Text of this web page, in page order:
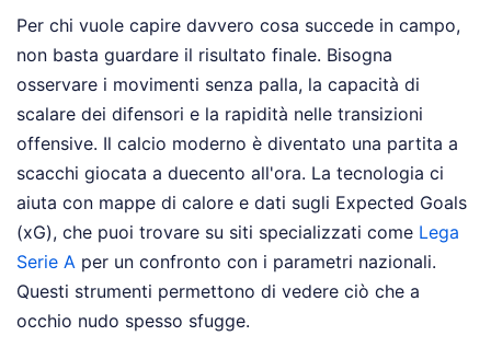
Per chi vuole capire davvero cosa succede in campo,
non basta guardare il risultato finale. Bisogna
osservare i movimenti senza palla, la capacità di
scalare dei difensori e la rapidità nelle transizioni
offensive. Il calcio moderno è diventato una partita a
scacchi giocata a duecento all'ora. La tecnologia ci
aiuta con mappe di calore e dati sugli Expected Goals
(xG), che puoi trovare su siti specializzati come Lega
Serie A per un confronto con i parametri nazionali.
Questi strumenti permettono di vedere ciò che a
occhio nudo spesso sfugge.